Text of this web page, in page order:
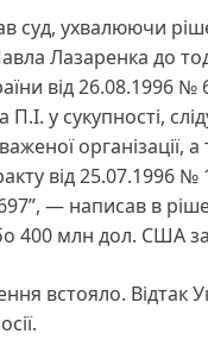
суд, ухвалюючи
Лазаренка до
від
у сукупності,
від 25.07.1996
— написав в
400 млн дол. США
встояло.